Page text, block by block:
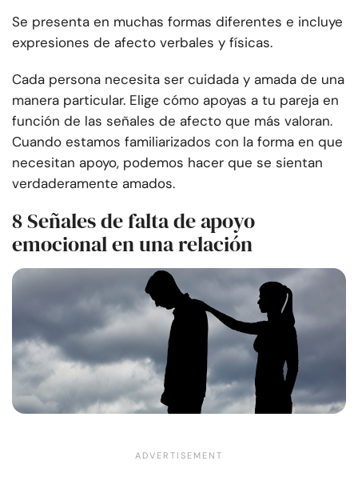
Se presenta en muchas formas diferentes e incluye
expresiones de afecto verbales y físicas.
Cada persona necesita ser cuidada y amada de una
manera particular. Elige cómo apoyas a tu pareja en
función de las señales de afecto que más valoran.
Cuando estamos familiarizados con la forma en que
necesitan apoyo, podemos hacer que se sientan
verdaderamente amados.
8 Señales de falta de apoyo
emocional en una relación